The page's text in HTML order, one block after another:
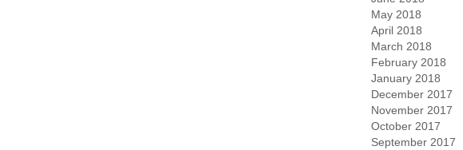
May 2018
April 2018
March 2018
February 2018
January 2018
December 2017
November 2017
October 2017
September 2017